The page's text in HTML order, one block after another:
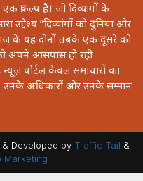
है। जो दिव्यांगों के
उद्देश्य ”दिव्यांगों को दुनिया और
के यह दोनों तबके एक दूसरे को
अपने आसपास हो रही
पोर्टल केवल समाचारों का
उनके अधिकारों और उनके सम्मान
Developed by Traffic Tail &
Marketing